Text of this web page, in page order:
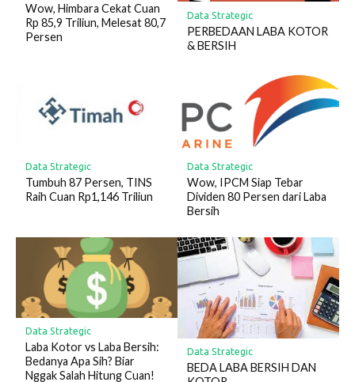
Wow, Himbara Cekat Cuan
Rp 85,9 Triliun, Melesat 80,7
Persen
Data Strategic
PERBEDAAN LABA KOTOR
& BERSIH
Data Strategic
Tumbuh 87 Persen, TINS
Raih Cuan Rp1,146 Triliun
Data Strategic
Wow, IPCM Siap Tebar
Dividen 80 Persen dari Laba
Bersih
Data Strategic
Laba Kotor vs Laba Bersih:
Bedanya Apa Sih? Biar
Nggak Salah Hitung Cuan!
Data Strategic
BEDA LABA BERSIH DAN